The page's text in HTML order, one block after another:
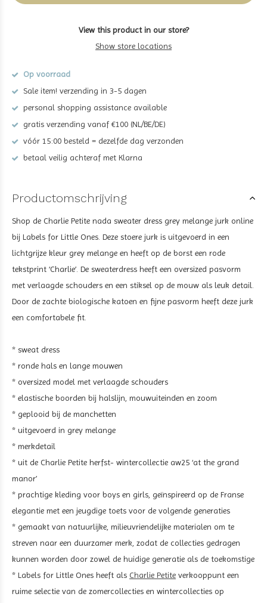
View this product in our store?
Show store locations
Op voorraad
Sale item! verzending in 3-5 dagen
personal shopping assistance available
gratis verzending vanaf €100 (NL/BE/DE)
vóór 15:00 besteld = dezelfde dag verzonden
betaal veilig achteraf met Klarna
Productomschrijving
Shop de Charlie Petite nada sweater dress grey melange jurk online
bij Labels for Little Ones. Deze stoere jurk is uitgevoerd in een
lichtgrijze kleur grey melange en heeft op de borst een rode
tekstprint ‘Charlie’. De sweaterdress heeft een oversized pasvorm
met verlaagde schouders en een stiksel op de mouw als leuk detail
Door de zachte biologische katoen en fijne pasvorm heeft deze jurk
een comfortabele fit
* sweat dress
* ronde hals en lange mouwen
* oversized model met verlaagde schouders
* elastische boorden bij halslijn, mouwuiteinden en zoom
* geplooid bij de manchetten
* uitgevoerd in grey melange
* merkdetail
* uit de Charlie Petite herfst- wintercollectie aw25 ‘at the grand
manor’
* prachtige kleding voor boys en girls, geïnspireerd op de Franse
elegantie met een jeugdige toets voor de volgende generaties
* gemaakt van natuurlijke, milieuvriendelijke materialen om te
streven naar een duurzamer merk, zodat de collecties gedragen
kunnen worden door zowel de huidige generatie als de toekomstige
* Labels for Little Ones heeft als Charlie Petite verkooppunt een
ruime selectie van de zomercollecties en wintercollecties op